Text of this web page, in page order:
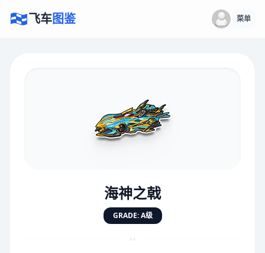
飞车图鉴 菜单
海神之戟
GRADE: A级
“
★★★★★★